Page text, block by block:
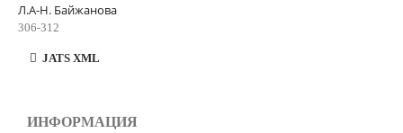
Л.А-Н. Байжанова
306-312
JATS XML
ИНФОРМАЦИЯ